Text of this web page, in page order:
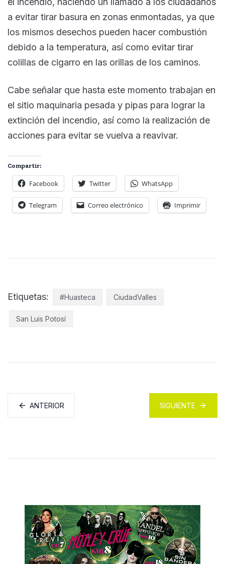
a evitar tirar basura en zonas enmontadas, ya que
los mismos desechos pueden hacer combustión
debido a la temperatura, así como evitar tirar
colillas de cigarro en las orillas de los caminos.
Cabe señalar que hasta este momento trabajan en
el sitio maquinaria pesada y pipas para lograr la
extinción del incendio, así como la realización de
acciones para evitar se vuelva a reavivar.
Compartir:
Facebook Twitter WhatsApp
Telegram Correo electrónico Imprimir
Etiquetas: #Huasteca CiudadValles
San Luis Potosí
ANTERIOR SIGUIENTE